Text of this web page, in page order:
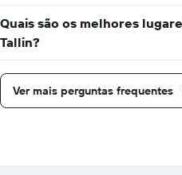
Quais são os melhores
Tallin?
Ver mais perguntas frequentes